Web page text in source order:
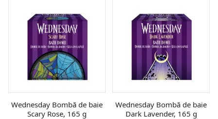
Wednesday Bombă de baie
Scary Rose, 165 g
Wednesday Bombă de baie
Dark Lavender, 165 g